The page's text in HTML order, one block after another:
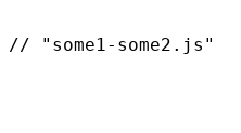
// "some1-some2.js"